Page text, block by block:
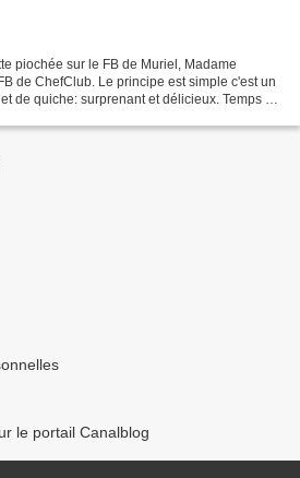
piochée sur le FB de Muriel, Madame
de ChefClub. Le principe est simple c'est un
de quiche: surprenant et délicieux. Temps de
le portail Canalblog